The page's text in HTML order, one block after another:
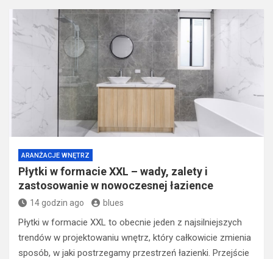
ARANŻACJE WNĘTRZ
Płytki w formacie XXL – wady, zalety i
zastosowanie w nowoczesnej łazience
14 godzin ago blues
Płytki w formacie XXL to obecnie jeden z najsilniejszych
trendów w projektowaniu wnętrz, który całkowicie zmienia
sposób, w jaki postrzegamy przestrzeń łazienki. Przejście